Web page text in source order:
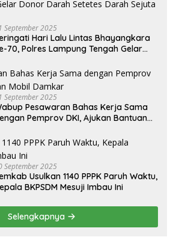
September 2025
Hari Lalu Lintas Bhayangkara
70, Polres Lampung Tengah Gelar
September 2025
Pesawaran Bahas Kerja Sama
Pemprov DKI, Ajukan Bantuan
September 2025
Usulkan 1140 PPPK Paruh Waktu,
BKPSDM Mesuji Imbau Ini
Selengkapnya